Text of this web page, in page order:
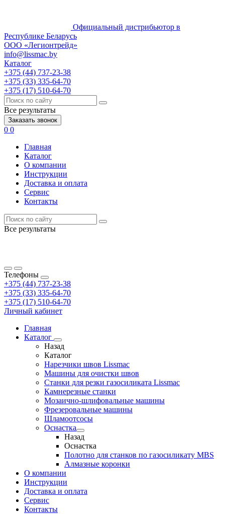
Официальный дистрибьютор в
Республике Беларусь
ООО «Легионтрейд»
info@lissmac.by
Каталог
+375 (44) 737-23-38
+375 (33) 335-64-70
+375 (17) 510-64-70
Все результаты
Заказать звонок
0 0
Главная
Каталог
О компании
Инструкции
Доставка и оплата
Сервис
Контакты
Все результаты
Телефоны
+375 (44) 737-23-38
+375 (33) 335-64-70
+375 (17) 510-64-70
Личный кабинет
Главная
Каталог
Назад
Каталог
Нарезчики швов Lissmac
Машины для очистки швов
Станки для резки газосиликата Lissmac
Камнерезные станки
Мозаично-шлифовальные машины
Фрезеровальные машины
Шламоотсосы
Оснастка
Назад
Оснастка
Полотно для станков по газосиликату MBS
Алмазные коронки
О компании
Инструкции
Доставка и оплата
Сервис
Контакты